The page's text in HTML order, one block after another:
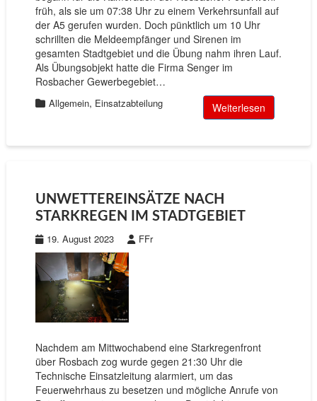
früh, als sie um 07:38 Uhr zu einem Verkehrsunfall auf
der A5 gerufen wurden. Doch pünktlich um 10 Uhr
schrillten die Meldeempfänger und Sirenen im
gesamten Stadtgebiet und die Übung nahm ihren Lauf.
Als Übungsobjekt hatte die Firma Senger im
Rosbacher Gewerbegebiet…
Allgemein, Einsatzabteilung Weiterlesen
UNWETTEREINSÄTZE NACH
STARKREGEN IM STADTGEBIET
19. August 2023 FFr
Nachdem am Mittwochabend eine Starkregenfront
über Rosbach zog wurde gegen 21:30 Uhr die
Technische Einsatzleitung alarmiert, um das
Feuerwehrhaus zu besetzen und mögliche Anrufe von